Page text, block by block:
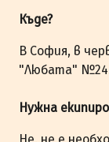
Къде?
В София, в
"Любата"
Нужна